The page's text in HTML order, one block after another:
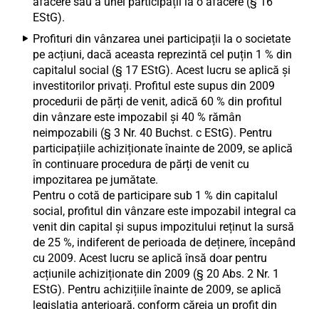
EStG).
Profituri din vânzarea unei participații la o societate
pe acțiuni, dacă aceasta reprezintă cel puțin 1 % din
capitalul social (§ 17 EStG). Acest lucru se aplică și
investitorilor privați. Profitul este supus din 2009
procedurii de părți de venit, adică 60 % din profitul
din vânzare este impozabil și 40 % rămân
neimpozabili (§ 3 Nr. 40 Buchst. c EStG). Pentru
participațiile achiziționate înainte de 2009, se aplică
în continuare procedura de părți de venit cu
impozitarea pe jumătate.
Pentru o cotă de participare sub 1 % din capitalul
social, profitul din vânzare este impozabil integral ca
venit din capital și supus impozitului reținut la sursă
de 25 %, indiferent de perioada de deținere, începând
cu 2009. Acest lucru se aplică însă doar pentru
acțiunile achiziționate din 2009 (§ 20 Abs. 2 Nr. 1
EStG). Pentru achizițiile înainte de 2009, se aplică
legislația anterioară, conform căreia un profit din